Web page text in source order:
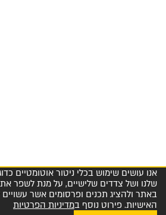
שלנו ושל צדדים שלישיים, על מנת לשפר
באתר ולהציג תכנים ופרסומים אשר
האישיות. פירוט נוסף במדיניות הפרטיות